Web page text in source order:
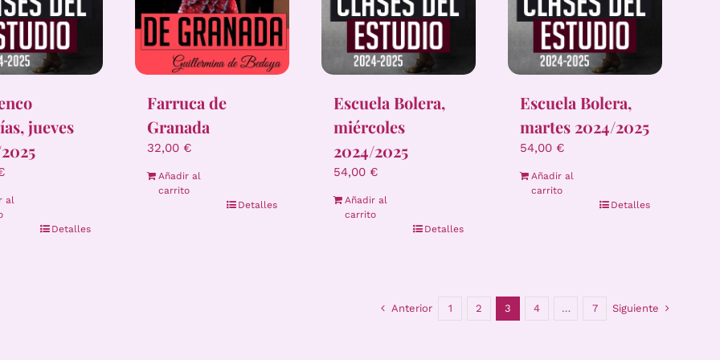
jueves
al
Detalles
Farruca de
Granada
32,00 €
Añadir al
carrito
Detalles
Escuela Bolera,
miércoles
2024/2025
54,00 €
Añadir al
carrito
Detalles
Escuela Bolera,
martes 2024/2025
54,00 €
Añadir al
carrito
Detalles
Anterior 1 2 3 4 … 7 Siguiente